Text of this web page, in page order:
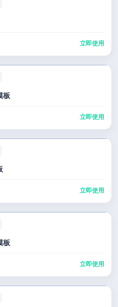
立即使用
板
立即使用
立即使用
板
立即使用